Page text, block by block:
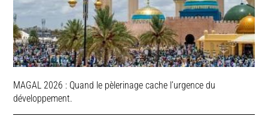
MAGAL 2026 : Quand le pèlerinage cache l’urgence du
développement.